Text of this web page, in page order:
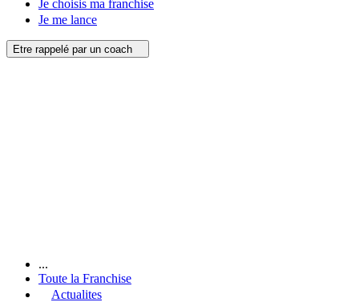
Je choisis ma franchise
Je me lance
Etre rappelé par un coach
...
Toute la Franchise
Actualites